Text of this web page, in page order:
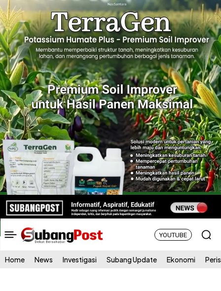
YOUTUBE
Home News Investigasi Subang Update Ekonomi